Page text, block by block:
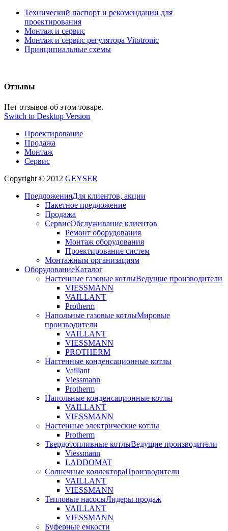
Технический паспорт и рекомендации для
проектирования
Монтаж и сервис
Монтаж и сервис регулятора Vitotronic
Принципиальные схемы
Отзывы
Нет отзывов об этом товаре.
Switch to Desktop Version
Проектирование
Продажа
Монтаж
Сервис
Copyright © 2012 GEYSER
ПредложенияДля клиентов, акции
Пакетное предложение
Продажа
СервисОбслуживание клиентов
Ремонт оборудования
Монтаж оборудования
Проектирование систем
Монтажным организациям
ОборудованиеКаталог
Настенные газовые котлыВедущие производители
VIESSMANN
VAILLANT
Protherm
Напольные газовые котлыМировые
производители
VAILLANT
VIESSMANN
PROTHERM
Настенные конденсационные котлы
Vaillant
Viessmann
Protherm
Напольные конденсационные котлы
VAILLANT
VIESSMANN
Настенные электрические котлы
Protherm
Твердотопливные котлыВедущие производители
Viessmann
LADDOMAT
Солнечные коллектораПроизводители
VAILLANT
VIESSMANN
Тепловые насосыЛидеры продаж
VAILLANT
VIESSMANN
Буферные емкости